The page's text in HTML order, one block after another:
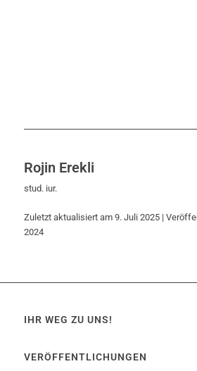
Rojin Erekli
stud. iur.
Zuletzt aktualisiert am 9. Juli 2025 |
2024
IHR WEG ZU UNS!
VERÖFFENTLICHUNGEN